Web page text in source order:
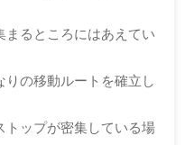
るところにはあえてい
の移動ルートを確立し
トップが密集している場